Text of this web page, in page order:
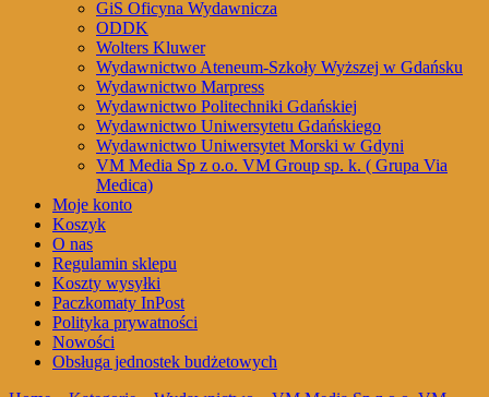
GiS Oficyna Wydawnicza
ODDK
Wolters Kluwer
Wydawnictwo Ateneum-Szkoły Wyższej w Gdańsku
Wydawnictwo Marpress
Wydawnictwo Politechniki Gdańskiej
Wydawnictwo Uniwersytetu Gdańskiego
Wydawnictwo Uniwersytet Morski w Gdyni
VM Media Sp z o.o. VM Group sp. k. ( Grupa Via
Medica)
Moje konto
Koszyk
O nas
Regulamin sklepu
Koszty wysyłki
Paczkomaty InPost
Polityka prywatności
Nowości
Obsługa jednostek budżetowych